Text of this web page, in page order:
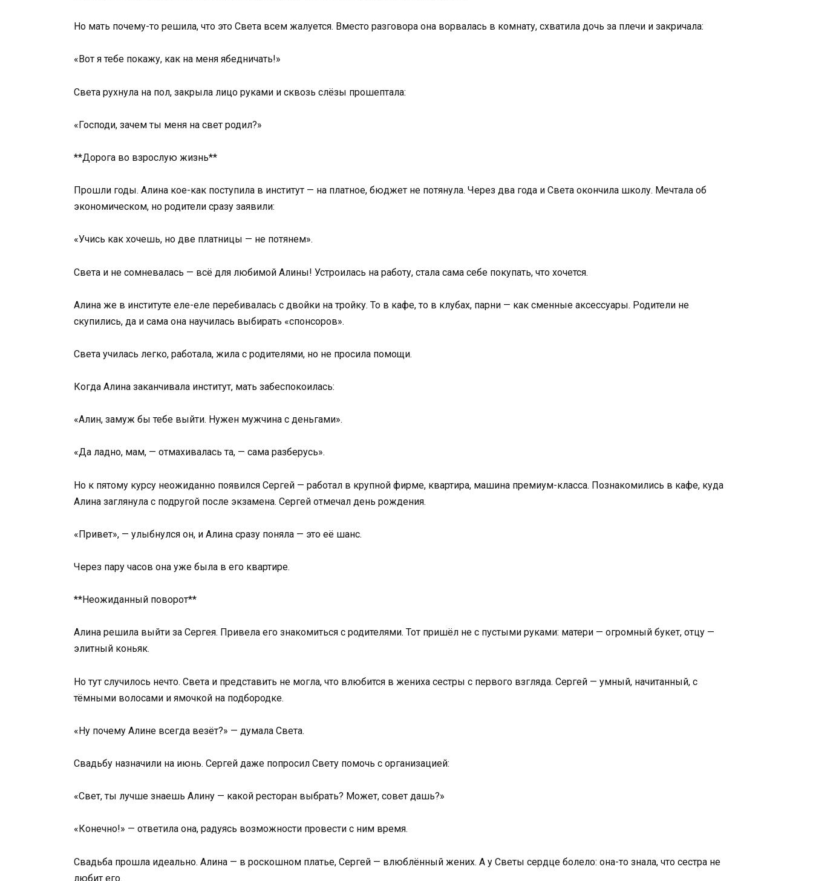
Но мать почему-то решила, что это Света всем жалуется. Вместо разговора она ворвалась в комнату, схватила дочь за плечи и закричала:
«Вот я тебе покажу, как на меня ябедничать!»
Света рухнула на пол, закрыла лицо руками и сквозь слёзы прошептала:
«Господи, зачем ты меня на свет родил?»
**Дорога во взрослую жизнь**
Прошли годы. Алина кое-как поступила в институт — на платное, бюджет не потянула. Через два года и Света окончила школу. Мечтала об
экономическом, но родители сразу заявили:
«Учись как хочешь, но две платницы — не потянем».
Света и не сомневалась — всё для любимой Алины! Устроилась на работу, стала сама себе покупать, что хочется.
Алина же в институте еле-еле перебивалась с двойки на тройку. То в кафе, то в клубах, парни — как сменные аксессуары. Родители не
скупились, да и сама она научилась выбирать «спонсоров».
Света училась легко, работала, жила с родителями, но не просила помощи.
Когда Алина заканчивала институт, мать забеспокоилась:
«Алин, замуж бы тебе выйти. Нужен мужчина с деньгами».
«Да ладно, мам, — отмахивалась та, — сама разберусь».
Но к пятому курсу неожиданно появился Сергей — работал в крупной фирме, квартира, машина премиум-класса. Познакомились в кафе, куда
Алина заглянула с подругой после экзамена. Сергей отмечал день рождения.
«Привет», — улыбнулся он, и Алина сразу поняла — это её шанс.
Через пару часов она уже была в его квартире.
**Неожиданный поворот**
Алина решила выйти за Сергея. Привела его знакомиться с родителями. Тот пришёл не с пустыми руками: матери — огромный букет, отцу —
элитный коньяк.
Но тут случилось нечто. Света и представить не могла, что влюбится в жениха сестры с первого взгляда. Сергей — умный, начитанный, с
тёмными волосами и ямочкой на подбородке.
«Ну почему Алине всегда везёт?» — думала Света.
Свадьбу назначили на июнь. Сергей даже попросил Свету помочь с организацией:
«Свет, ты лучше знаешь Алину — какой ресторан выбрать? Может, совет дашь?»
«Конечно!» — ответила она, радуясь возможности провести с ним время.
Свадьба прошла идеально. Алина — в роскошном платье, Сергей — влюблённый жених. А у Светы сердце болело: она-то знала, что сестра не
любит его.